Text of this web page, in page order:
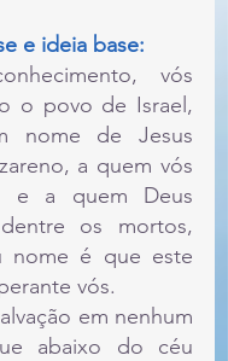
e ideia base:
vós
o povo de Israel,
nome de Jesus
a quem vós
e a quem Deus
os mortos,
nome é que este
vós.
em nenhum
abaixo do céu